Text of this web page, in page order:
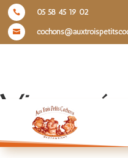
 05 58 45 19 02

Vins rosés
(75 cl)